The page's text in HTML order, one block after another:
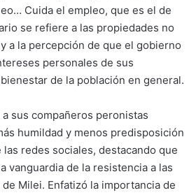
Cuida el empleo, que es el de
se refiere a las propiedades no
a la percepción de que el gobierno
personales de sus
de la población en general.
sus compañeros peronistas
humildad y menos predisposición
redes sociales, destacando que
vanguardia de la resistencia a las
Milei. Enfatizó la importancia de